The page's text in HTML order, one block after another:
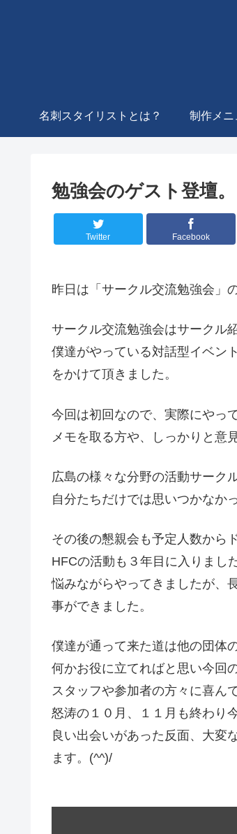
名刺スタイリストとは？ 制作メニ
勉強会のゲスト登壇。
Twitter Facebook
昨日は「サークル交流勉強会」
サークル交流勉強会はサークル
僕達がやっている対話型イベン
をかけて頂きました。
今回は初回なので、実際にやっ
メモを取る方や、しっかりと意
広島の様々な分野の活動サーク
自分たちだけでは思いつかなか
その後の懇親会も予定人数から
HFCの活動も３年目に入りました
悩みながらやってきましたが、
事ができました。
僕達が通って来た道は他の団体
何かお役に立てればと思い今回
スタッフや参加者の方々に喜ん
怒涛の１０月、１１月も終わり
良い出会いがあった反面、大変
ます。(^^)/